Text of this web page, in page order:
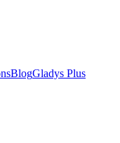
BlogGladys Plus